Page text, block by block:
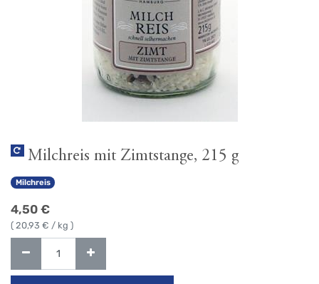
Milchreis mit Zimtstange, 215 g
Milchreis
4,50 €
( 20,93 € / kg )